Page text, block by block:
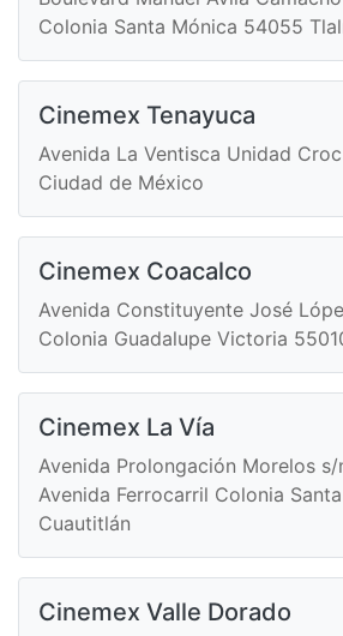
Colonia Santa Mónica 54055
Cinemex Tenayuca
Avenida La Ventisca Unidad
Ciudad de México
Cinemex Coacalco
Avenida Constituyente José
Colonia Guadalupe Victoria
Cinemex La Vía
Avenida Prolongación Morelos s/
Avenida Ferrocarril Colonia
Cuautitlán
Cinemex Valle Dorado